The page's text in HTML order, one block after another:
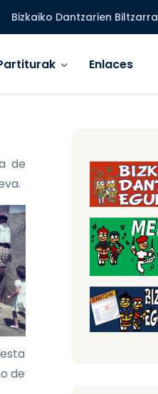
Bizkaiko Dantzarien Biltzarra
Enlaces
de
de